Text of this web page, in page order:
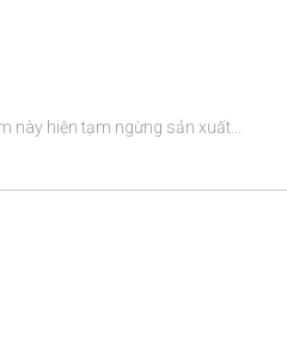
này hiện tạm ngừng sản xuất...